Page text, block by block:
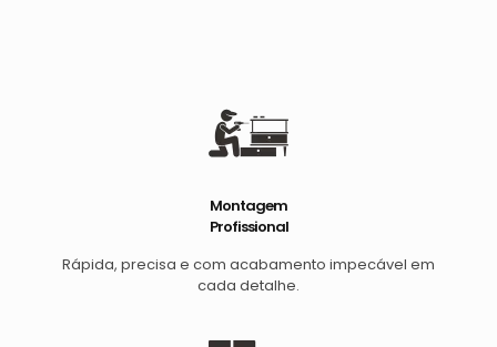
Montagem
Profissional
Rápida, precisa e com acabamento impecável em
cada detalhe.